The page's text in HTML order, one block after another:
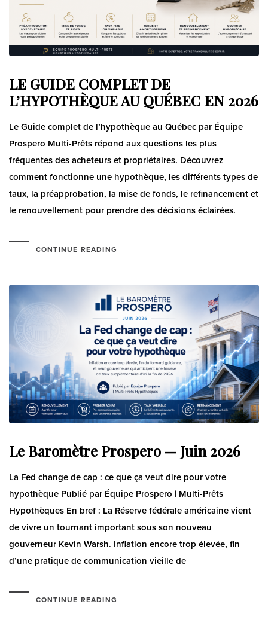
LE GUIDE COMPLET DE
L’HYPOTHÈQUE AU QUÉBEC EN 2026
Le Guide complet de l’hypothèque au Québec par Équipe
Prospero Multi-Prêts répond aux questions les plus
fréquentes des acheteurs et propriétaires. Découvrez
comment fonctionne une hypothèque, les différents types de
taux, la préapprobation, la mise de fonds, le refinancement et
le renouvellement pour prendre des décisions éclairées.
CONTINUE READING
Le Baromètre Prospero — Juin 2026
La Fed change de cap : ce que ça veut dire pour votre
hypothèque Publié par Équipe Prospero | Multi-Prêts
Hypothèques En bref : La Réserve fédérale américaine vient
de vivre un tournant important sous son nouveau
gouverneur Kevin Warsh. Inflation encore trop élevée, fin
d’une pratique de communication vieille de
CONTINUE READING